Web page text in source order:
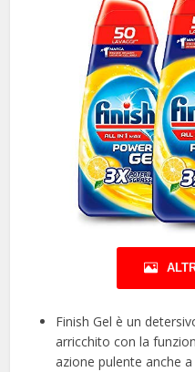
Finish Gel è un
arricchito con la
azione pulente anche